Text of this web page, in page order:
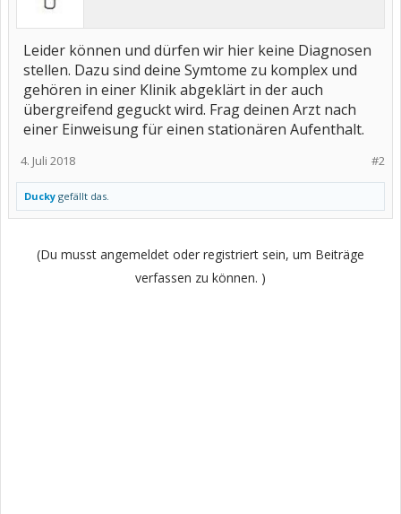
Leider können und dürfen wir hier keine Diagnosen
stellen. Dazu sind deine Symtome zu komplex und
gehören in einer Klinik abgeklärt in der auch
übergreifend geguckt wird. Frag deinen Arzt nach
einer Einweisung für einen stationären Aufenthalt.
#2
4. Juli 2018
Ducky gefällt das.
(Du musst angemeldet oder registriert sein, um Beiträge
verfassen zu können. )